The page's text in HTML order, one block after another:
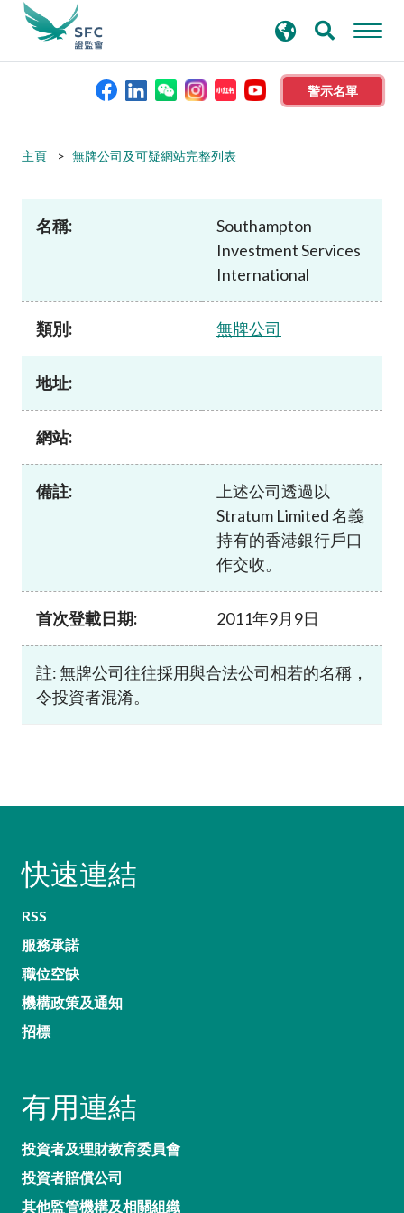
警示名單
本會簡介
尋
主頁 無牌公司及可疑網站完整列表
名稱:
Southampton
Investment Services
International
類別: 無牌公司
地址:
網站:
備註:
上述公司透過以
Stratum Limited 名義
持有的香港銀行戶口
作交收。
首次登載日期: 2011年9月9日
註: 無牌公司往往採用與合法公司相若的名稱，
令投資者混淆。
快速連結
RSS
服務承諾
職位空缺
機構政策及通知
招標
有用連結
投資者及理財教育委員會
投資者賠償公司
其他監管機構及相關組織